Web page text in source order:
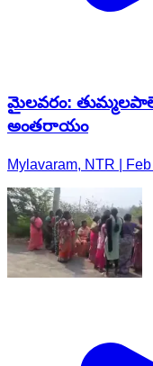
మైలవరం:
అంతరాయం
Mylavaram, NTR |